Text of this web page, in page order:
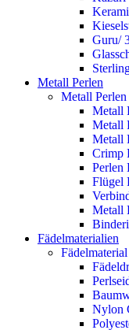
Guru/
Metall Perlen
Metall Perlen
Metall
Metall
Metall
Crimp
Perlen
Flügel
Metall
Fädelmaterialien
Fädelmaterial
Nylon